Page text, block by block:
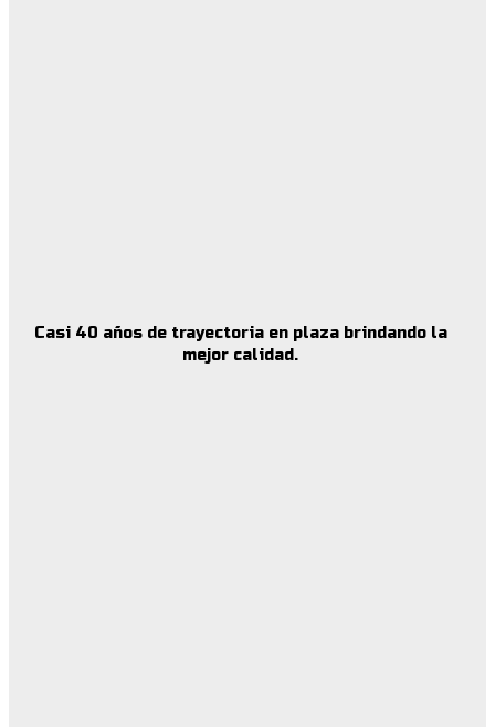
Casi 40 años de trayectoria en plaza brindando la
mejor calidad.